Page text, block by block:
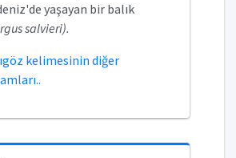
yaşayan bir balık
salvieri).
kelimesinin diğer